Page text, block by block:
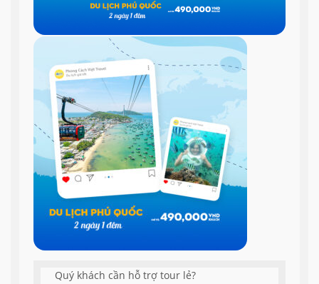
Quý khách cần hỗ trợ tour lẻ?